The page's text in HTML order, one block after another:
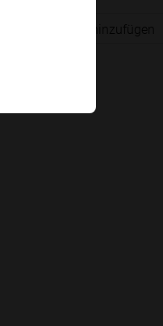
Zur Einkaufsliste hinzufügen